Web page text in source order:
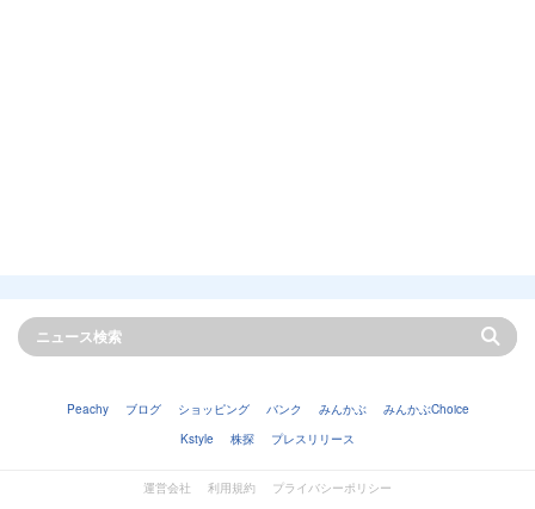
Peachy ブログ ショッピング バンク みんかぶ
みんかぶChoice
Kstyle
株探 プレスリリース
運営会社 利用規約 プライバシーポリシー